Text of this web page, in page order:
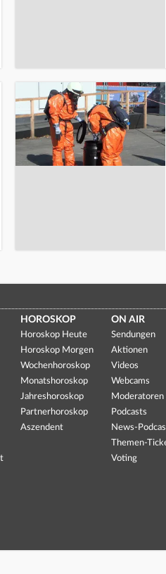
HOROSKOP
Horoskop Heute
Horoskop Morgen
Wochenhoroskop
Monatshoroskop
Jahreshoroskop
Partnerhoroskop
Aszendent
ON AIR
Sendungen
Aktionen
Videos
Webcams
Moderatoren
Podcasts
News-
Themen-
Voting